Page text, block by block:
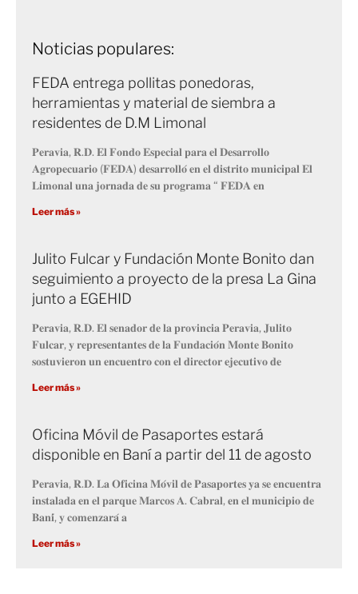
Noticias populares:
FEDA entrega pollitas ponedoras,
herramientas y material de siembra a
residentes de D.M Limonal
𝐏𝐞𝐫𝐚𝐯𝐢𝐚, 𝐑.𝐃. 𝐄𝐥 𝐅𝐨𝐧𝐝𝐨 𝐄𝐬𝐩𝐞𝐜𝐢𝐚𝐥 𝐩𝐚𝐫𝐚 𝐞𝐥 𝐃𝐞𝐬𝐚𝐫𝐫𝐨𝐥𝐥𝐨
𝐀𝐠𝐫𝐨𝐩𝐞𝐜𝐮𝐚𝐫𝐢𝐨 (𝐅𝐄𝐃𝐀) 𝐝𝐞𝐬𝐚𝐫𝐫𝐨𝐥𝐥𝐨́ 𝐞𝐧 𝐞𝐥 𝐝𝐢𝐬𝐭𝐫𝐢𝐭𝐨 𝐦𝐮𝐧𝐢𝐜𝐢𝐩𝐚𝐥 𝐄𝐥
𝐋𝐢𝐦𝐨𝐧𝐚𝐥 𝐮𝐧𝐚 𝐣𝐨𝐫𝐧𝐚𝐝𝐚 𝐝𝐞 𝐬𝐮 𝐩𝐫𝐨𝐠𝐫𝐚𝐦𝐚 “ 𝐅𝐄𝐃𝐀 𝐞𝐧
Leer más »
Julito Fulcar y Fundación Monte Bonito dan
seguimiento a proyecto de la presa La Gina
junto a EGEHID
𝐏𝐞𝐫𝐚𝐯𝐢𝐚, 𝐑.𝐃. 𝐄𝐥 𝐬𝐞𝐧𝐚𝐝𝐨𝐫 𝐝𝐞 𝐥𝐚 𝐩𝐫𝐨𝐯𝐢𝐧𝐜𝐢𝐚 𝐏𝐞𝐫𝐚𝐯𝐢𝐚, 𝐉𝐮𝐥𝐢𝐭𝐨
𝐅𝐮𝐥𝐜𝐚𝐫, 𝐲 𝐫𝐞𝐩𝐫𝐞𝐬𝐞𝐧𝐭𝐚𝐧𝐭𝐞𝐬 𝐝𝐞 𝐥𝐚 𝐅𝐮𝐧𝐝𝐚𝐜𝐢𝐨́𝐧 𝐌𝐨𝐧𝐭𝐞 𝐁𝐨𝐧𝐢𝐭𝐨
𝐬𝐨𝐬𝐭𝐮𝐯𝐢𝐞𝐫𝐨𝐧 𝐮𝐧 𝐞𝐧𝐜𝐮𝐞𝐧𝐭𝐫𝐨 𝐜𝐨𝐧 𝐞𝐥 𝐝𝐢𝐫𝐞𝐜𝐭𝐨𝐫 𝐞𝐣𝐞𝐜𝐮𝐭𝐢𝐯𝐨 𝐝𝐞
Leer más »
Oficina Móvil de Pasaportes estará
disponible en Baní a partir del 11 de agosto
𝐏𝐞𝐫𝐚𝐯𝐢𝐚, 𝐑.𝐃. 𝐋𝐚 𝐎𝐟𝐢𝐜𝐢𝐧𝐚 𝐌𝐨́𝐯𝐢𝐥 𝐝𝐞 𝐏𝐚𝐬𝐚𝐩𝐨𝐫𝐭𝐞𝐬 𝐲𝐚 𝐬𝐞 𝐞𝐧𝐜𝐮𝐞𝐧𝐭𝐫𝐚
𝐢𝐧𝐬𝐭𝐚𝐥𝐚𝐝𝐚 𝐞𝐧 𝐞𝐥 𝐩𝐚𝐫𝐪𝐮𝐞 𝐌𝐚𝐫𝐜𝐨𝐬 𝐀. 𝐂𝐚𝐛𝐫𝐚𝐥, 𝐞𝐧 𝐞𝐥 𝐦𝐮𝐧𝐢𝐜𝐢𝐩𝐢𝐨 𝐝𝐞
𝐁𝐚𝐧𝐢́, 𝐲 𝐜𝐨𝐦𝐞𝐧𝐳𝐚𝐫𝐚́ 𝐚
Leer más »